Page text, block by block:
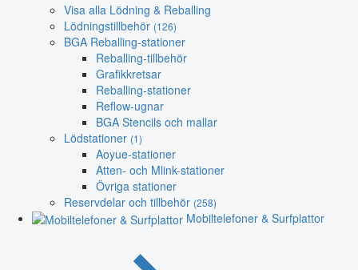
Visa alla Lödning & Reballing
Lödningstillbehör (126)
BGA Reballing-stationer
Reballing-tillbehör
Grafikkretsar
Reballing-stationer
Reflow-ugnar
BGA Stencils och mallar
Lödstationer (1)
Aoyue-stationer
Atten- och Mlink-stationer
Övriga stationer
Reservdelar och tillbehör (258)
Mobiltelefoner & Surfplattor